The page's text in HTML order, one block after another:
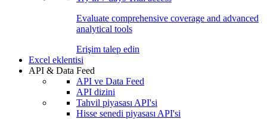
Evaluate comprehensive coverage and advanced
analytical tools
Erişim talep edin
Excel eklentisi
API & Data Feed
API ve Data Feed
API dizini
Tahvil piyasası API'si
Hisse senedi piyasası API'si